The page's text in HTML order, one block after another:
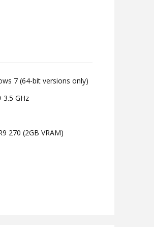
7 (64-bit versions only)
3.5 GHz
270 (2GB VRAM)